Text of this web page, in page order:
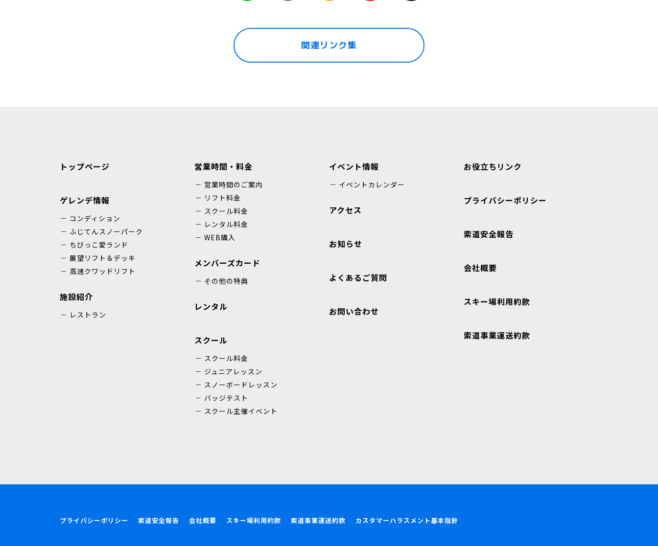
関連リンク集
トップページ
ゲレンデ情報
コンディション
ふじてんスノーパーク
ちびっこ愛ランド
展望リフト＆デッキ
高速クワッドリフト
施設紹介
レストラン
営業時間・料金
営業時間のご案内
リフト料金
スクール料金
レンタル料金
WEB購入
メンバーズカード
その他の特典
レンタル
スクール
スクール料金
ジュニアレッスン
スノーボードレッスン
バッジテスト
スクール主催イベント
イベント情報
イベントカレンダー
アクセス
お知らせ
よくあるご質問
お問い合わせ
お役立ちリンク
プライバシーポリシー
索道安全報告
会社概要
スキー場利用約款
索道事業運送約款
プライバシーポリシー 索道安全報告 会社概要 スキー場利用約款 索道事業運送約款 カスタマーハラスメント基本指針